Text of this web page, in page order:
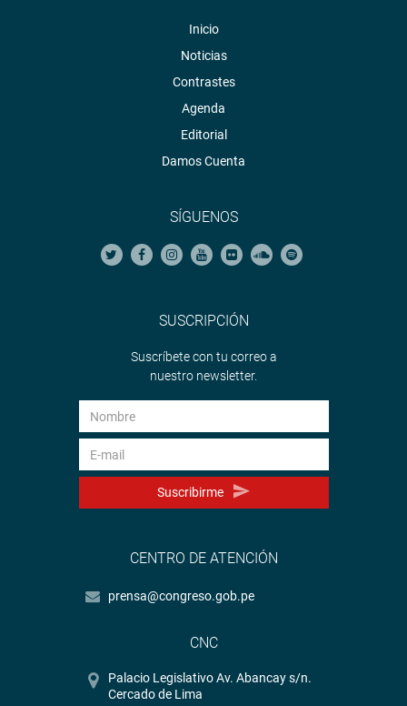
Inicio
Noticias
Contrastes
Agenda
Editorial
Damos Cuenta
SÍGUENOS
SUSCRIPCIÓN
Suscríbete con tu correo a
nuestro newsletter.
Suscribirme
CENTRO DE ATENCIÓN
prensa@congreso.gob.pe
CNC
Palacio Legislativo Av. Abancay s/n.
Cercado de Lima